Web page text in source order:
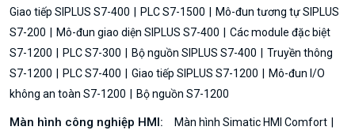
Giao tiếp SIPLUS S7-400
PLC S7-1500
Mô-đun tương tự SIPLUS
S7-200
Mô-đun giao diện SIPLUS S7-400
Các module đặc biệt
S7-1200
PLC S7-300 Bộ nguồn SIPLUS S7-400
Truyền thông
S7-1200
PLC S7-400 Giao tiếp SIPLUS S7-1200
Mô-đun I/O
không an toàn S7-1200
Bộ nguồn S7-1200
Màn hình công nghiệp HMI:
Màn hình Simatic HMI Comfort